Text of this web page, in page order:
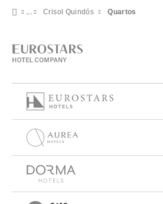
Crisol Quindós Quartos